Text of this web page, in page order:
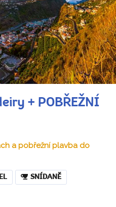
+ POBŘEŽNÍ
a pobřežní plavba do
SNÍDANĚ